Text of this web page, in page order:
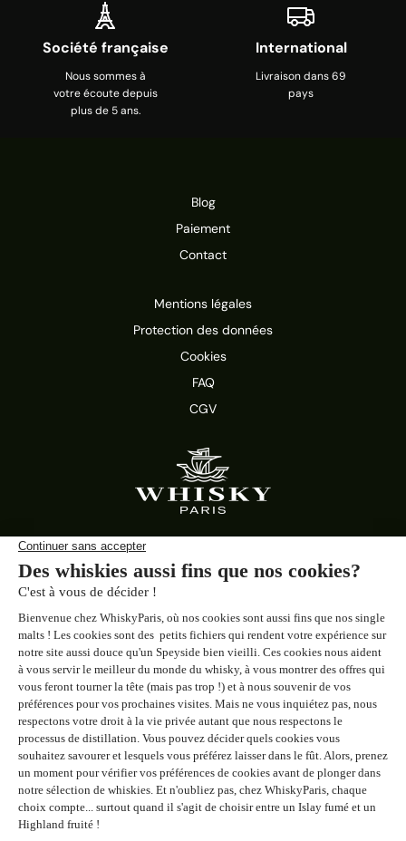
Société française
Nous sommes à
votre écoute depuis
plus de 5 ans.
International
Livraison dans 69
pays
Blog
Paiement
Contact
Mentions légales
Protection des données
Cookies
FAQ
CGV